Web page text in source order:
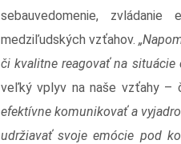
sebauvedomenie,
medziľudských vzťahov.
či kvalitne reagovať na situácie
veľký vplyv na naše vzťahy –
efektívne komunikovať a
udržiavať svoje emócie pod